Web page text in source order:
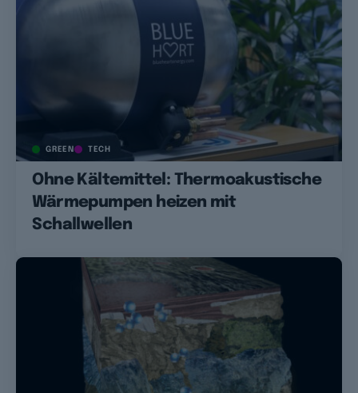
GREEN TECH
Ohne Kältemittel: Thermoakustische
Wärmepumpen heizen mit
Schallwellen